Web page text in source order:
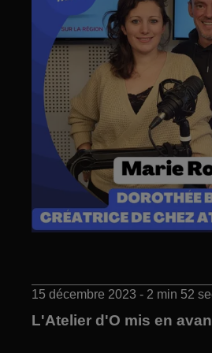
15 décembre 2023 - 2 min 52
L'Atelier d'O mis en